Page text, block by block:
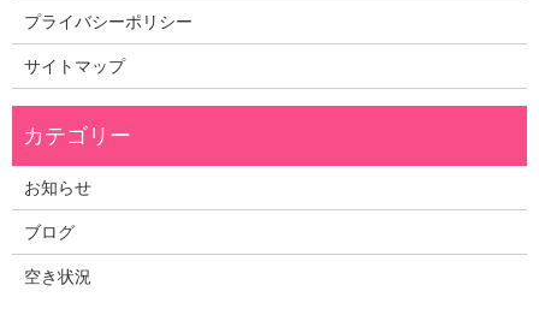
プライバシーポリシー
サイトマップ
お知らせ
ブログ
空き状況